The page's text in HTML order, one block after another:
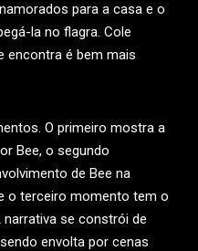
para a casa e o
la no flagra. Cole
encontra é bem mais
O primeiro mostra a
Bee, o segundo
de Bee na
o terceiro momento tem o
se constrói de
envolta por cenas